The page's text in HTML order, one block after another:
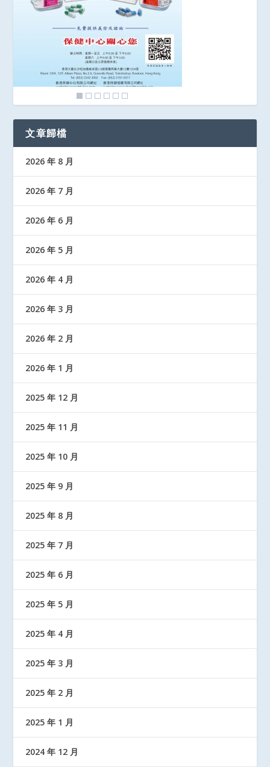
文章歸檔
2026 年 8 月
2026 年 7 月
2026 年 6 月
2026 年 5 月
2026 年 4 月
2026 年 3 月
2026 年 2 月
2026 年 1 月
2025 年 12 月
2025 年 11 月
2025 年 10 月
2025 年 9 月
2025 年 8 月
2025 年 7 月
2025 年 6 月
2025 年 5 月
2025 年 4 月
2025 年 3 月
2025 年 2 月
2025 年 1 月
2024 年 12 月